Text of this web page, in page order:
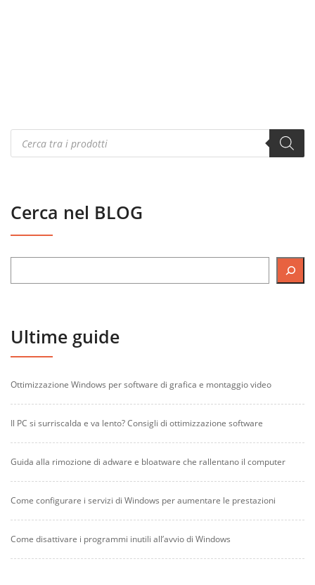
Products
search
Cerca nel BLOG
Ultime guide
Ottimizzazione Windows per software di grafica e montaggio video
Il PC si surriscalda e va lento? Consigli di ottimizzazione software
Guida alla rimozione di adware e bloatware che rallentano il computer
Come configurare i servizi di Windows per aumentare le prestazioni
Come disattivare i programmi inutili all’avvio di Windows